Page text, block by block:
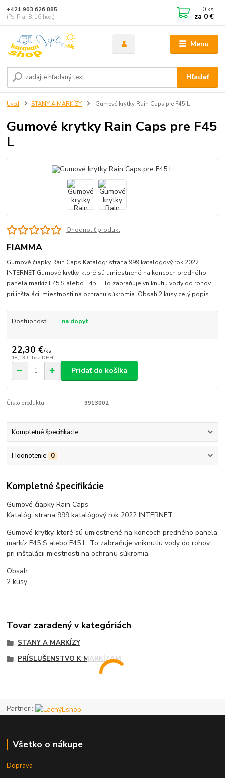
Menu
Hľadať
+421 903 626 885
(Po-Pia, 8-16 hod.)
0 ks
za 0 €
Úvod STANY A MARKÍZY Gumové krytky Rain Caps pre F45 L
Gumové krytky Rain Caps pre F45
L
Ohodnotiť produkt
FIAMMA
Gumové čiapky Rain Caps Katalóg: strana 999 katalógový rok 2022
INTERNET Gumové krytky, ktoré sú umiestnené na koncoch predného
panela markíz F45 S alebo F45 L. To zabraňuje vniknutiu vody do rohov
pri inštalácii miestnosti na ochranu súkromia. Obsah:2 kusy celý popis
Dostupnosť na dopyt
22,30 €/ks
18,13 € bez DPH
Pridať do košíka
Číslo produktu: 9913002
Kompletné špecifikácie
Hodnotenie 0
Kompletné špecifikácie
Gumové čiapky Rain Caps
Katalóg: strana 999 katalógový rok 2022 INTERNET
Gumové krytky, ktoré sú umiestnené na koncoch predného panela
markíz F45 S alebo F45 L. To zabraňuje vniknutiu vody do rohov
pri inštalácii miestnosti na ochranu súkromia.
Obsah:
2 kusy
Tovar zaradený v kategóriách
STANY A MARKÍZY
PRÍSLUŠENSTVO K MARKÍZAM
Partneri:
Všetko o nákupe
Doprava